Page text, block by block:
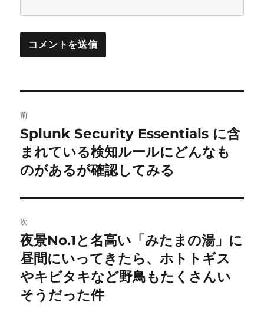
稿
ナ
ビ
ゲ
ー
シ
ョ
ン
前
前
の
投
Splunk Security Essentials に含
まれている検知ルールにどんなも
のがあるが確認してみる
次
次
の
投
稿:
夜景No.1と名高い「みたまの湯」に
昼間にいってきたら、ホトトギス
やキビタキなど野鳥もたくさんい
そうだった件